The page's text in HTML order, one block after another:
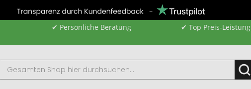
✔ Persönliche Beratung ✔ Top Preis-Leistung